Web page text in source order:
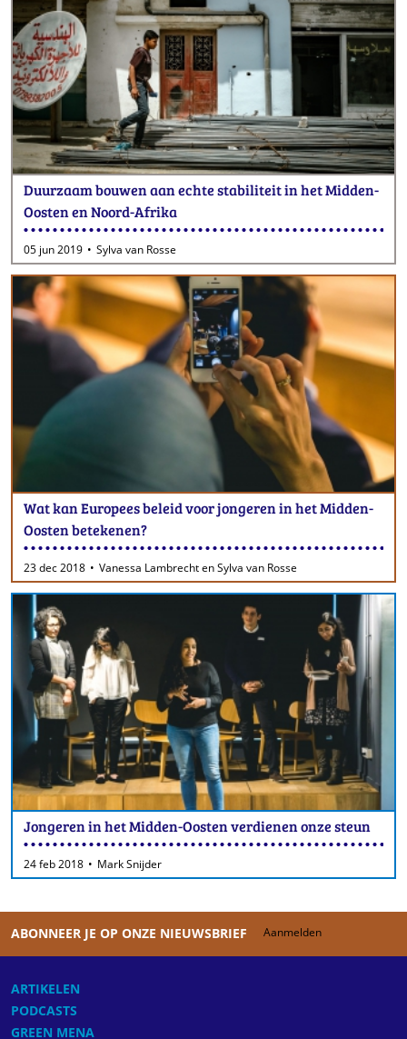
Duurzaam bouwen aan echte stabiliteit in het Midden-
Oosten en Noord-Afrika
05 jun 2019 Sylva van Rosse
Wat kan Europees beleid voor jongeren in het Midden-
Oosten betekenen?
23 dec 2018 Vanessa Lambrecht en Sylva van Rosse
Jongeren in het Midden-Oosten verdienen onze steun
24 feb 2018 Mark Snijder
ABONNEER JE OP ONZE NIEUWSBRIEF Aanmelden
ARTIKELEN
PODCASTS
GREEN MENA